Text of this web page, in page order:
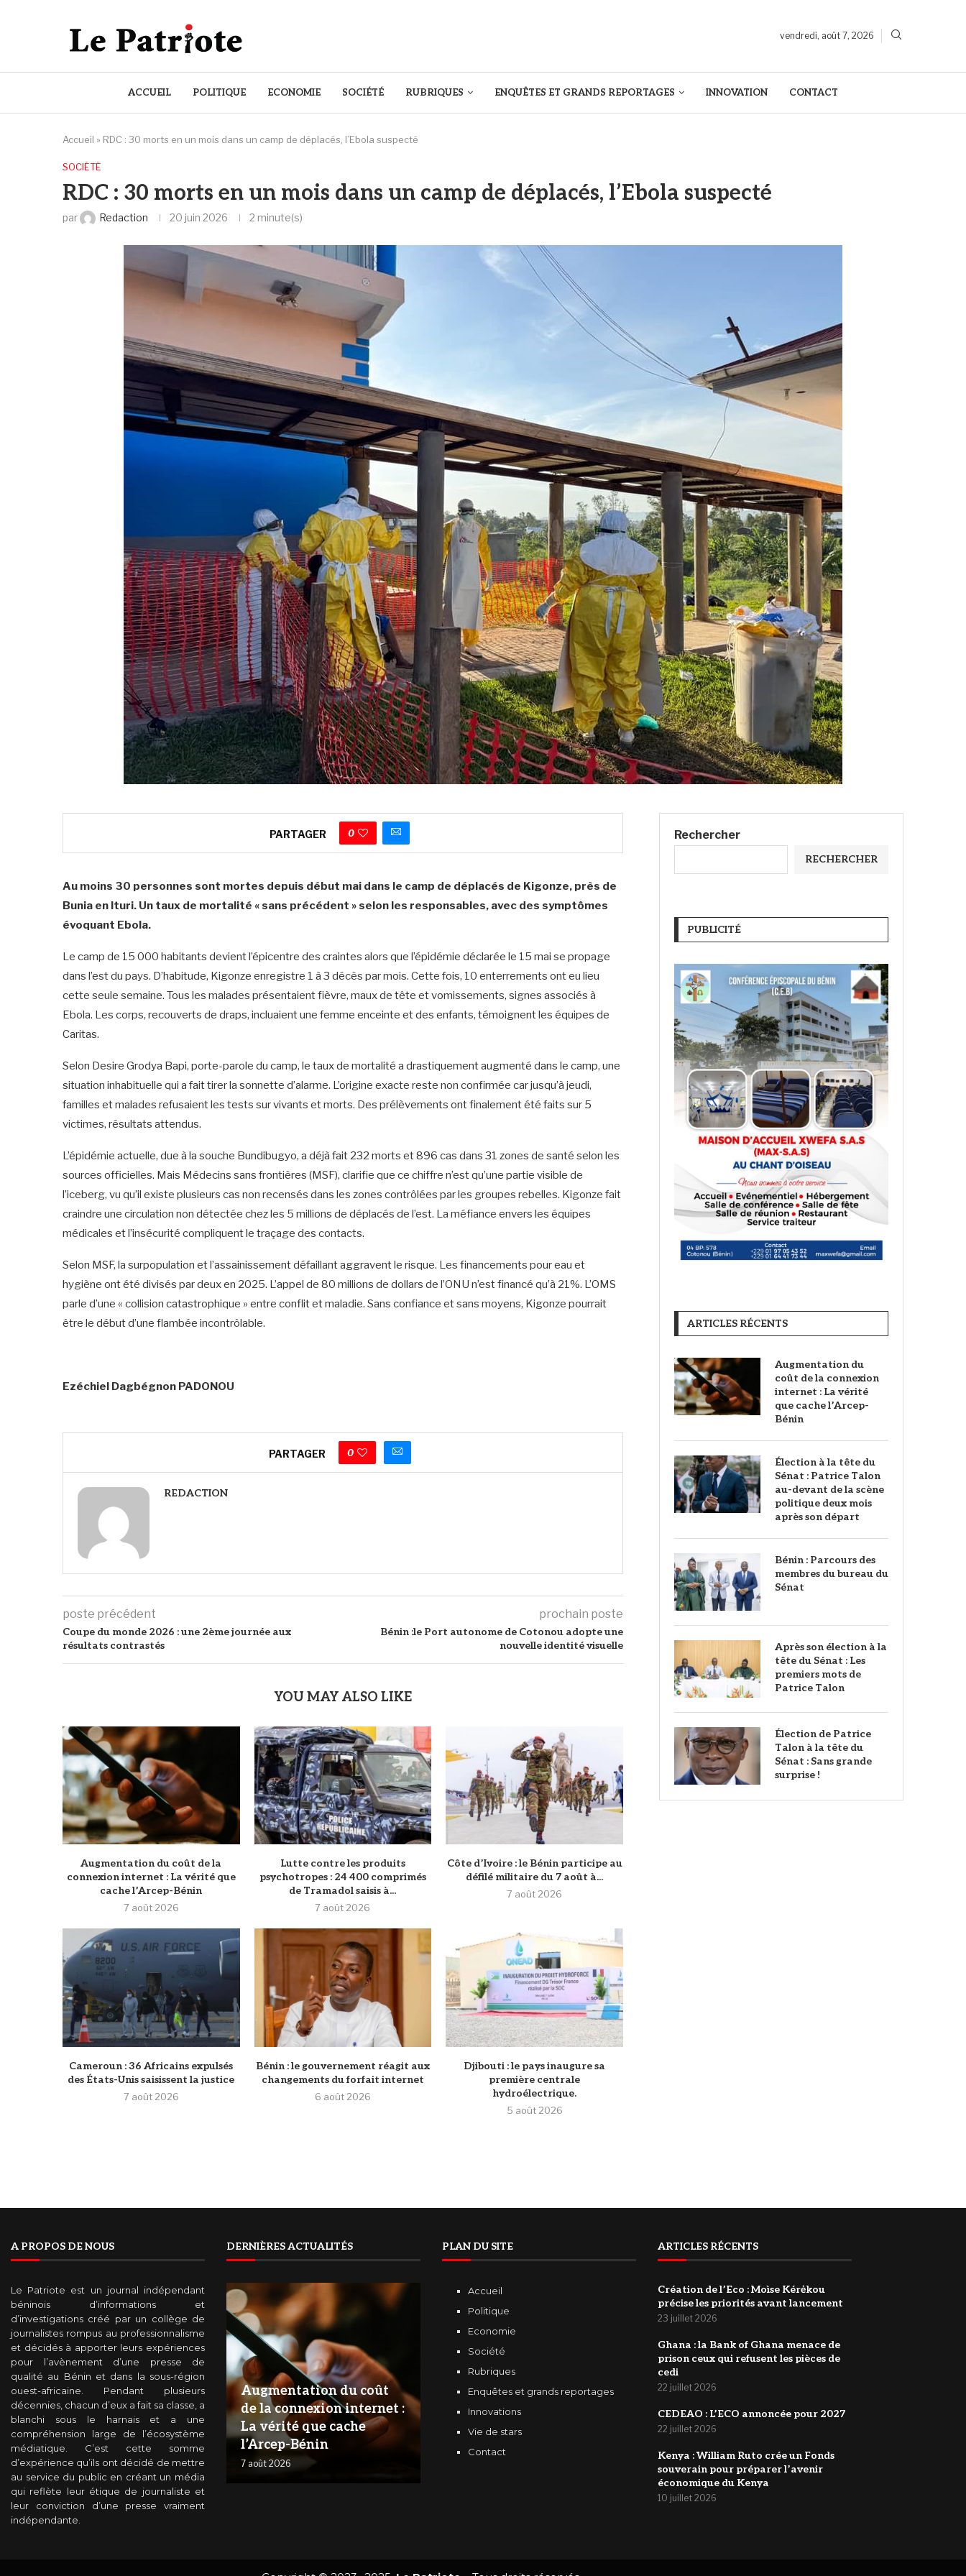
vendredi, août 7, 2026
ACCUEIL POLITIQUE ECONOMIE SOCIÉTÉ RUBRIQUES ENQUÊTES ET GRANDS REPORTAGES INNOVATION CONTACT
Accueil » RDC : 30 morts en un mois dans un camp de déplacés, l’Ebola suspecté
SOCIÉTÉ
RDC : 30 morts en un mois dans un camp de déplacés, l’Ebola suspecté
par Redaction 20 juin 2026 2 minute(s)
PARTAGER 0
Au moins 30 personnes sont mortes depuis début mai dans le camp de déplacés de Kigonze, près de
Bunia en Ituri. Un taux de mortalité « sans précédent » selon les responsables, avec des symptômes
évoquant Ebola.
‎Le camp de 15 000 habitants devient l’épicentre des craintes alors que l’épidémie déclarée le 15 mai se propage
dans l’est du pays. D’habitude, Kigonze enregistre 1 à 3 décès par mois. Cette fois, 10 enterrements ont eu lieu
cette seule semaine. Tous les malades présentaient fièvre, maux de tête et vomissements, signes associés à
Ebola. Les corps, recouverts de draps, incluaient une femme enceinte et des enfants, témoignent les équipes de
Caritas.
‎Selon Desire Grodya Bapi, porte-parole du camp, le taux de mortalité a drastiquement augmenté dans le camp, une
situation inhabituelle qui a fait tirer la sonnette d’alarme. L’origine exacte reste non confirmée car jusqu’à jeudi,
familles et malades refusaient les tests sur vivants et morts. Des prélèvements ont finalement été faits sur 5
victimes, résultats attendus.
‎L’épidémie actuelle, due à la souche Bundibugyo, a déjà fait 232 morts et 896 cas dans 31 zones de santé selon les
sources officielles. Mais Médecins sans frontières (MSF), clarifie que ce chiffre n’est qu’une partie visible de
l’iceberg, vu qu’il existe plusieurs cas non recensés dans les zones contrôlées par les groupes rebelles. Kigonze fait
craindre une circulation non détectée chez les 5 millions de déplacés de l’est. La méfiance envers les équipes
médicales et l’insécurité compliquent le traçage des contacts.
‎Selon MSF, la surpopulation et l’assainissement défaillant aggravent le risque. Les financements pour eau et
hygiène ont été divisés par deux en 2025. L’appel de 80 millions de dollars de l’ONU n’est financé qu’à 21%. L’OMS
parle d’une « collision catastrophique » entre conflit et maladie. Sans confiance et sans moyens, Kigonze pourrait
être le début d’une flambée incontrôlable.
‎Ezéchiel Dagbégnon PADONOU
PARTAGER 0
REDACTION
poste précédent
Coupe du monde 2026 : une 2ème journée aux
résultats contrastés
prochain poste
Bénin :le Port autonome de Cotonou adopte une
nouvelle identité visuelle
YOU MAY ALSO LIKE
Augmentation du coût de la
connexion internet : La vérité que
cache l’Arcep-Bénin
7 août 2026
Lutte contre les produits
psychotropes : 24 400 comprimés
de Tramadol saisis à...
7 août 2026
Côte d’Ivoire : le Bénin participe au
défilé militaire du 7 août à...
7 août 2026
Cameroun : 36 Africains expulsés
des États-Unis saisissent la justice
7 août 2026
Bénin : le gouvernement réagit aux
changements du forfait internet
6 août 2026
Djibouti : le pays inaugure sa
première centrale
hydroélectrique.
5 août 2026
Rechercher
RECHERCHER
PUBLICITÉ
ARTICLES RÉCENTS
Augmentation du
coût de la connexion
internet : La vérité
que cache l’Arcep-
Bénin
Élection à la tête du
Sénat : Patrice Talon
au-devant de la scène
politique deux mois
après son départ
Bénin : Parcours des
membres du bureau du
Sénat
Après son élection à la
tête du Sénat : Les
premiers mots de
Patrice Talon
Élection de Patrice
Talon à la tête du
Sénat : Sans grande
surprise !
A PROPOS DE NOUS
Le Patriote est un journal indépendant
béninois d’informations et
d’investigations créé par un collège de
journalistes rompus au professionnalisme
et décidés à apporter leurs expériences
pour l’avènement d’une presse de
qualité au Bénin et dans la sous-région
ouest-africaine. Pendant plusieurs
décennies, chacun d’eux a fait sa classe, a
blanchi sous le harnais et a une
compréhension large de l’écosystème
médiatique. C’est cette somme
d’expérience qu’ils ont décidé de mettre
au service du public en créant un média
qui reflète leur étique de journaliste et
leur conviction d’une presse vraiment
indépendante.
DERNIÈRES ACTUALITÉS
Augmentation du coût
de la connexion internet :
La vérité que cache
l’Arcep-Bénin
7 août 2026
PLAN DU SITE
Accueil
Politique
Economie
Société
Rubriques
Enquêtes et grands reportages
Innovations
Vie de stars
Contact
ARTICLES RÉCENTS
Création de l’Eco : Moìse Kérėkou
précise les priorités avant lancement
23 juillet 2026
‎Ghana : la Bank of Ghana menace de
prison ceux qui refusent les pièces de
cedi
22 juillet 2026
‎CEDEAO : L’ECO annoncée pour 2027
22 juillet 2026
Kenya : William Ruto crée un Fonds
souverain pour préparer l’avenir
économique du Kenya
10 juillet 2026